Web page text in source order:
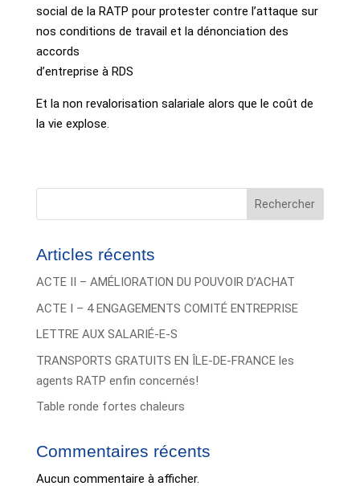
social de la RATP pour protester contre l’attaque sur
nos conditions de travail et la dénonciation des
accords
d’entreprise à RDS
Et la non revalorisation salariale alors que le coût de
la vie explose.
Rechercher
Articles récents
ACTE II – AMÉLIORATION DU POUVOIR D’ACHAT
ACTE I – 4 ENGAGEMENTS COMITÉ ENTREPRISE
LETTRE AUX SALARIÉ-E-S
TRANSPORTS GRATUITS EN ÎLE-DE-FRANCE les
agents RATP enfin concernés!
Table ronde fortes chaleurs
Commentaires récents
Aucun commentaire à afficher.